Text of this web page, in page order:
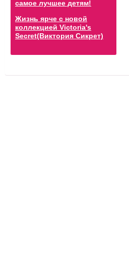
самое лучшее детям!
Жизнь ярче с новой
коллекцией Victoria's
Secret(Виктория Сикрет)